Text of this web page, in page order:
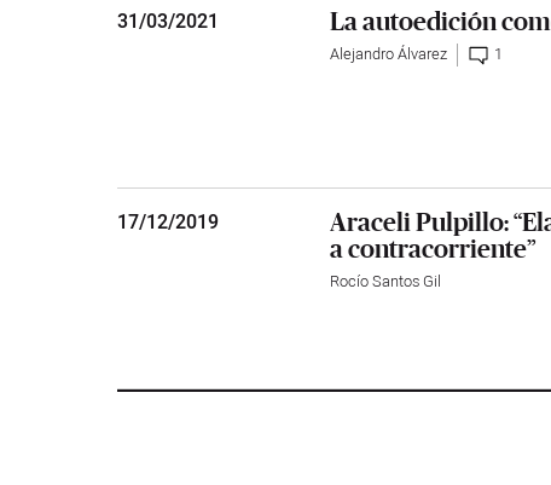
31/03/2021 La autoedición
Alejandro Álvarez 1
17/12/2019
Araceli Pulpillo:
a contracorriente”
Rocío Santos Gil